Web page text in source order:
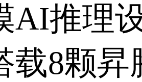
AI推理
载8颗昇